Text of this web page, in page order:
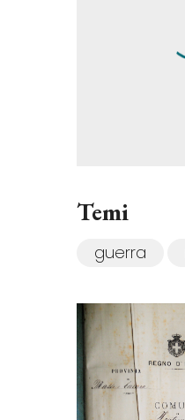
Temi
guerra